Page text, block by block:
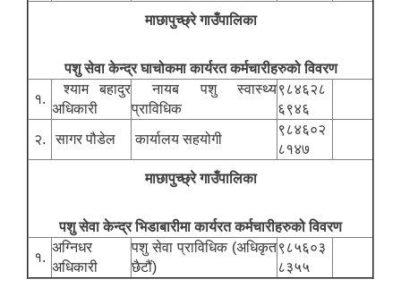
माछापुच्छ्रे गाउँपालिका
पशु सेवा केन्द्र घाचोकमा कार्यरत कर्मचारीहरुको विवरण
१.
श्याम बहादुर
अधिकारी
नायब पशु स्वास्थ्य
प्राविधिक
९८४६२८
६९४६
२.
सागर पौडेल कार्यालय सहयोगी
९८४६०२
८१४७
माछापुच्छ्रे गाउँपालिका
पशु सेवा केन्द्र भिडाबारीमा कार्यरत कर्मचारीहरुको विवरण
१.
अग्निधर
अधिकारी
पशु सेवा प्राविधिक (अधिकृत
छैटौं)
९८५६०३
८३५५